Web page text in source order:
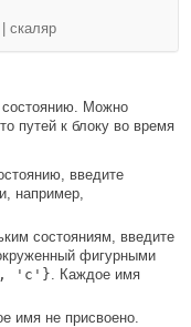
скаляр
состоянию. Можно
путей к блоку во время
введите
например,
состояниям, введите
фигурными
'c'}. Каждое имя
имя не присвоено.